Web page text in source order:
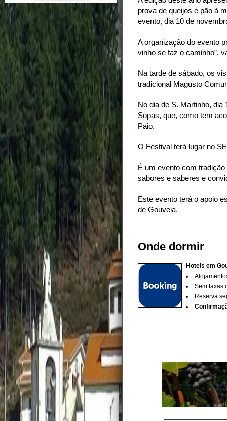
prova de queijos e pão à
evento, dia 10 de
A organização do evento
vinho se faz o caminho”,
Na tarde de sábado, os
tradicional Magusto
No dia de S. Martinho, dia
Sopas, que, como tem
Paio.
O Festival terá lugar no
É um evento com
sabores e saberes e
Este evento terá o apoio
de Gouveia.
Onde dormir
Hoteis em
Sem taxas
Reserva